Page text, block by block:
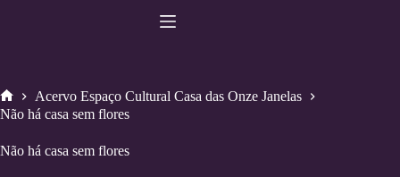
Home
Acervo Espaço Cultural Casa das Onze Janelas
Não há casa sem flores
Não há casa sem flores